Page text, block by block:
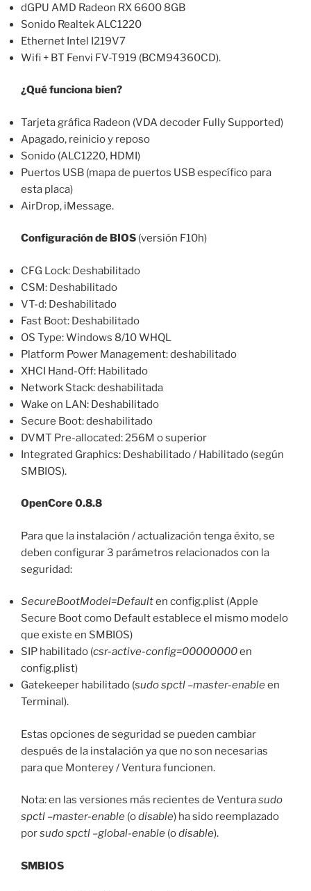
dGPU AMD Radeon RX 6600 8GB
Sonido Realtek ALC1220
Ethernet Intel I219V7
Wifi + BT Fenvi FV-T919 (BCM94360CD).
¿Qué funciona bien?
Tarjeta gráfica Radeon (VDA decoder Fully Supported)
Apagado, reinicio y reposo
Sonido (ALC1220, HDMI)
Puertos USB (mapa de puertos USB específico para
esta placa)
AirDrop, iMessage.
Configuración de BIOS (versión F10h)
CFG Lock: Deshabilitado
CSM: Deshabilitado
VT-d: Deshabilitado
Fast Boot: Deshabilitado
OS Type: Windows 8/10 WHQL
Platform Power Management: deshabilitado
XHCI Hand-Off: Habilitado
Network Stack: deshabilitada
Wake on LAN: Deshabilitado
Secure Boot: deshabilitado
DVMT Pre-allocated: 256M o superior
Integrated Graphics: Deshabilitado / Habilitado (según
SMBIOS).
OpenCore 0.8.8
Para que la instalación / actualización tenga éxito, se
deben configurar 3 parámetros relacionados con la
seguridad:
SecureBootModel=Defaulten config.plist (Apple
Secure Boot como Default establece el mismo modelo
que existe en SMBIOS)
SIP habilitado (csr-active-config=00000000en
config.plist)
Gatekeeper habilitado (sudo spctl –master-enableen
Terminal).
Estas opciones de seguridad se pueden cambiar
después de la instalación ya que no son necesarias
para que Monterey / Ventura funcionen.
Nota: en las versiones más recientes de Venturasudo
spctl –master-enable (odisable) ha sido reemplazado
porsudo spctl –global-enable (odisable).
SMBIOS